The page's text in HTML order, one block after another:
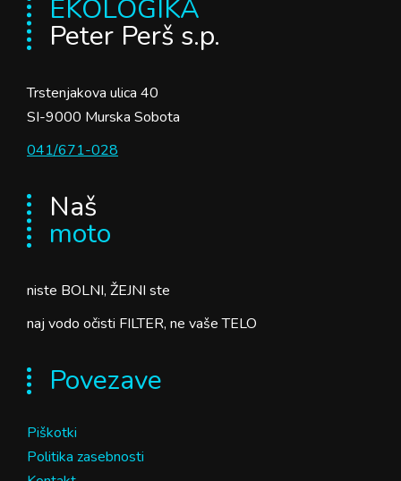
EKOLOGIKA
Peter Perš s.p.
Trstenjakova ulica 40
SI-9000 Murska Sobota
041/671-028
Naš
moto
niste BOLNI, ŽEJNI ste
naj vodo očisti FILTER, ne vaše TELO
Povezave
Piškotki
Politika zasebnosti